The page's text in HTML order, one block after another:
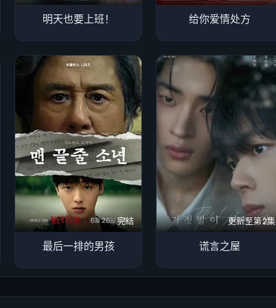
明天也要上班！ 给你爱情处方
完结
最后一排的男孩
更新至第2集
谎言之屋